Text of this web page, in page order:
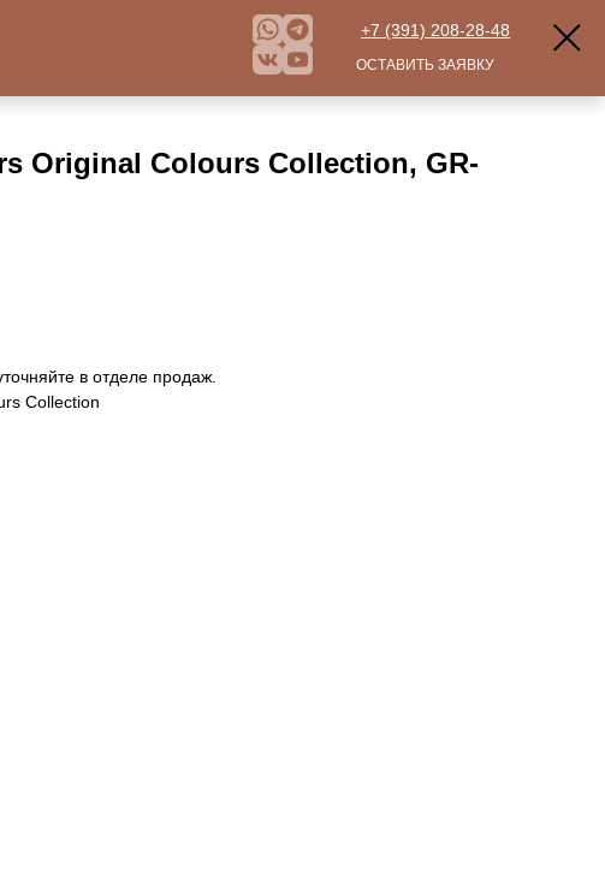
Original Colours Collection, GR-
в отделе продаж.
Collection
+7 (391) 208-28-48
ОСТАВИТЬ ЗАЯВКУ